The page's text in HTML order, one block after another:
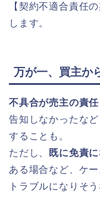
【契約不適合責任の
します。
万が一、買主か
不具合が売主の責任
告知しなかったなど
することも。
ただし、
既に免責
ある場合など、ケ
トラブルになりそ